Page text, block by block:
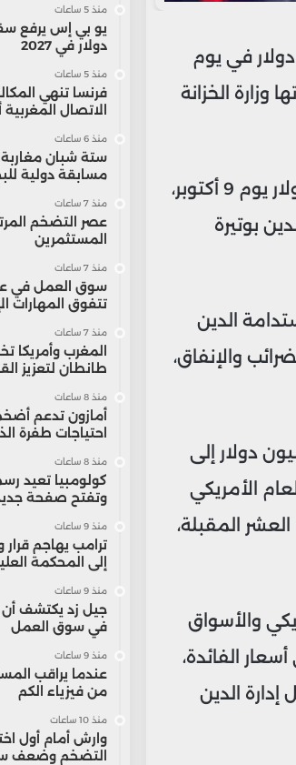
المتحدة صعوده السريع، ليزيد نحو 20 مليار دولار في يوم
نشرتها وزارة الخزانة
وأظهرت البيانات أن إجمالي الدين الحكومي ارتفع إلى 37.884 تريليون دولار يوم 9 أكتوبر،
الدين بوتيرة
الدين
والإنفاق،
في الكونجرس أن هذا القانون سيضيف نحو 3.4 تريليون دولار إلى
الأمريكي
العشر المقبلة،
والأسواق
الفائدة،
الدين
منذ 5 ساعات
دولار في 2027
منذ 5 ساعات
فرنسا تنهي
الاتصال
منذ 6 ساعات
ستة شبان مغاربة
مسابقة دولية
منذ 7 ساعات
عصر التضخم
المستثمرين
منذ 7 ساعات
سوق العمل في
تتفوق المهارات
منذ 7 ساعات
المغرب وأمريكا
طانطان لتعزيز
منذ 8 ساعات
أمازون تدعم
احتياجات طفرة
منذ 8 ساعات
كولومبيا تعيد
وتفتح صفحة
منذ 9 ساعات
ترامب يهاجم
إلى المحكمة
منذ 9 ساعات
جيل زد يكتشف أن
في سوق العمل
منذ 9 ساعات
عندما يراقب
من فيزياء الكم
منذ 10 ساعات
وارش أمام أول
التضخم وضعف